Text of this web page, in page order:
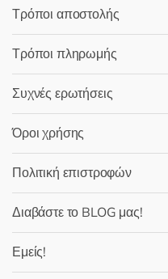
Τρόποι αποστολής
Τρόποι πληρωμής
Συχνές ερωτήσεις
Όροι χρήσης
Πολιτική επιστροφών
Διαβάστε το BLOG μας!
Εμείς!